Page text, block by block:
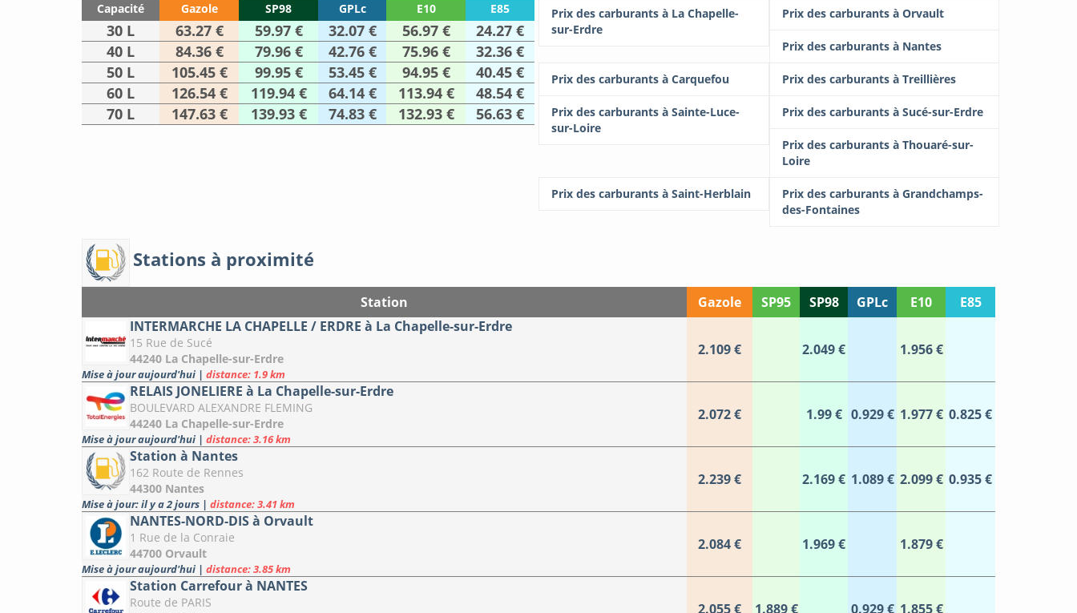
Capacité Gazole SP98 GPLc E10 E85
30 L 63.27 € 59.97 € 32.07 € 56.97 €
24.27 €
40 L
84.36 € 79.96 € 42.76 € 75.96 €
32.36 €
50 L
105.45 € 99.95 € 53.45 € 94.95 €
40.45 €
60 L
126.54 € 119.94 € 64.14 € 113.94 €
48.54 €
70 L
147.63 € 139.93 € 74.83 € 132.93 € 56.63 €
Prix des carburants à La Chapelle-
sur-Erdre
Prix des carburants à Orvault
Prix des carburants à Nantes
Prix des carburants à Carquefou Prix des carburants à Treillières
Prix des carburants à Sainte-Luce-
sur-Loire
Prix des carburants à Sucé-sur-Erdre
Prix des carburants à Thouaré-sur-
Loire
Prix des carburants à Saint-Herblain
Prix des carburants à Grandchamps-
des-Fontaines
Stations à proximité
Station Gazole SP95 SP98 GPLc E10
E85
INTERMARCHE LA CHAPELLE / ERDRE à La Chapelle-sur-Erdre
15 Rue de Sucé
44240 La Chapelle-sur-Erdre
Mise à jour aujourd'hui | distance: 1.9 km
2.109 € 2.049 € 1.956 €
RELAIS JONELIERE à La Chapelle-sur-Erdre
BOULEVARD ALEXANDRE FLEMING
44240 La Chapelle-sur-Erdre
Mise à jour aujourd'hui | distance: 3.16 km
2.072 € 1.99 € 0.929 € 1.977 € 0.825 €
Station à Nantes
162 Route de Rennes
44300 Nantes
Mise à jour: il y a 2 jours | distance: 3.41 km
2.239 € 2.169 € 1.089 € 2.099 € 0.935 €
NANTES-NORD-DIS à Orvault
1 Rue de la Conraie
44700 Orvault
Mise à jour aujourd'hui | distance: 3.85 km
2.084 € 1.969 € 1.879 €
Station Carrefour à NANTES
Route de PARIS
2.055 € 1.889 € 0.929 € 1.855 €